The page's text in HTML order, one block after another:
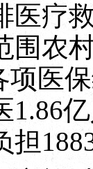
医疗
围农
项医
1.86
担